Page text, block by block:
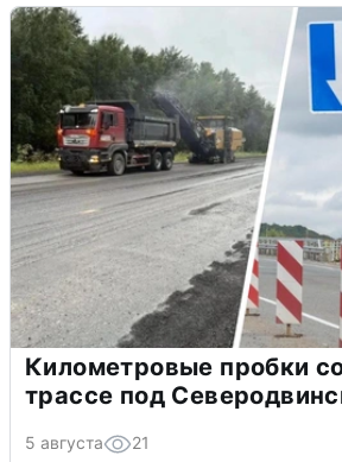
Километровые пробки
трассе под
5 августа 21